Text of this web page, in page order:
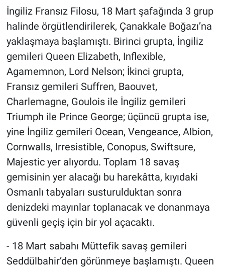
İngiliz Fransız Filosu, 18 Mart şafağında 3 grup
halinde örgütlendirilerek, Çanakkale Boğazı’na
yaklaşmaya başlamıştı. Birinci grupta, İngiliz
gemileri Queen Elizabeth, Inflexible,
Agamemnon, Lord Nelson; İkinci grupta,
Fransız gemileri Suffren, Baouvet,
Charlemagne, Goulois ile İngiliz gemileri
Triumph ile Prince George; üçüncü grupta ise,
yine İngiliz gemileri Ocean, Vengeance, Albion,
Cornwalls, Irresistible, Conopus, Swiftsure,
Majestic yer alıyordu. Toplam 18 savaş
gemisinin yer alacağı bu harekâtta, kıyıdaki
Osmanlı tabyaları susturulduktan sonra
denizdeki mayınlar toplanacak ve donanmaya
güvenli geçiş için bir yol açacaktı.
- 18 Mart sabahı Müttefik savaş gemileri
Seddülbahir’den görünmeye başlamıştı. Queen